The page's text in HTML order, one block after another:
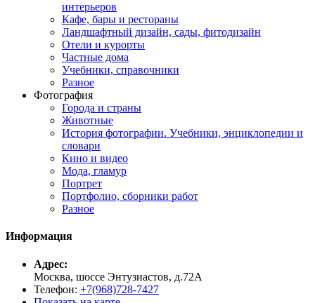
интерьеров
Кафе, бары и рестораны
Ландшафтный дизайн, сады, фитодизайн
Отели и курорты
Частные дома
Учебники, справочники
Разное
Фотография
Города и страны
Животные
История фотографии. Учебники, энциклопедии и
словари
Кино и видео
Мода, гламур
Портрет
Портфолио, сборники работ
Разное
Информация
Адрес:
Москва, шоссе Энтузиастов, д.72А
Телефон: +7(968)728-7427